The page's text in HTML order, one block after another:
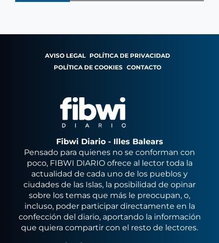
AVISO LEGAL POLÍTICA DE PRIVACIDAD
POLÍTICA DE COOKIES CONTACTO
Fibwi Diario - Illes Balears
Pensado para quienes no se conforman con
poco, FIBWI DIARIO ofrece al lector toda la
actualidad de cada uno de los pueblos y
ciudades de las Islas, la posibilidad de opinar
sobre los temas que más le preocupan, o,
incluso, poder participar directamente en la
confección del diario, aportando la información
que quiera compartir con el resto de lectores.